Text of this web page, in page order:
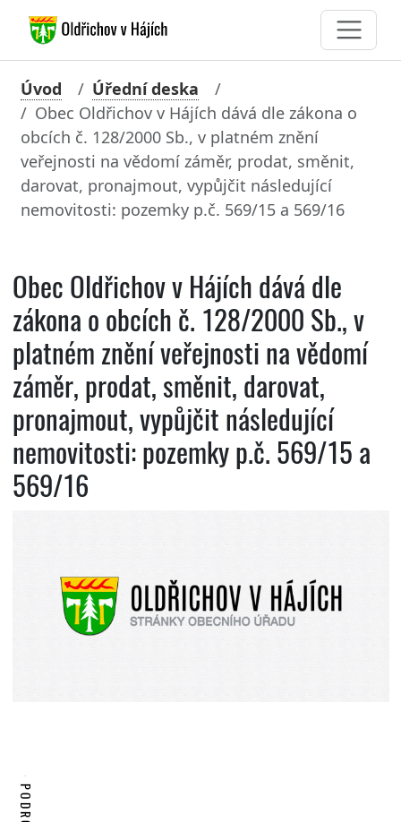
Úvod
Úřední deska
Obec Oldřichov v Hájích dává dle zákona o
obcích č. 128/2000 Sb., v platném znění
veřejnosti na vědomí záměr, prodat, směnit,
darovat, pronajmout, vypůjčit následující
nemovitosti: pozemky p.č. 569/15 a 569/16
Obec Oldřichov v Hájích dává dle
zákona o obcích č. 128/2000 Sb., v
platném znění veřejnosti na vědomí
záměr, prodat, směnit, darovat,
pronajmout, vypůjčit následující
nemovitosti: pozemky p.č. 569/15 a
569/16